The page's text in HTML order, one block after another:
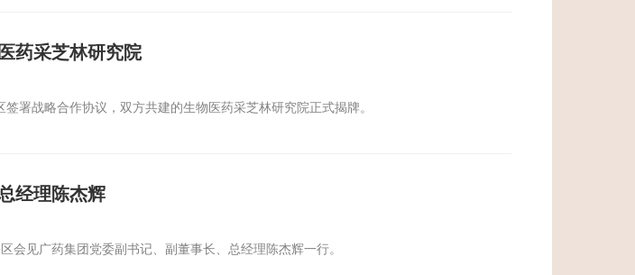
药采芝林研究院
署战略合作协议，双方共建的生物医药采芝林研究院正式揭牌。
经理陈杰辉
见广药集团党委副书记、副董事长、总经理陈杰辉一行。